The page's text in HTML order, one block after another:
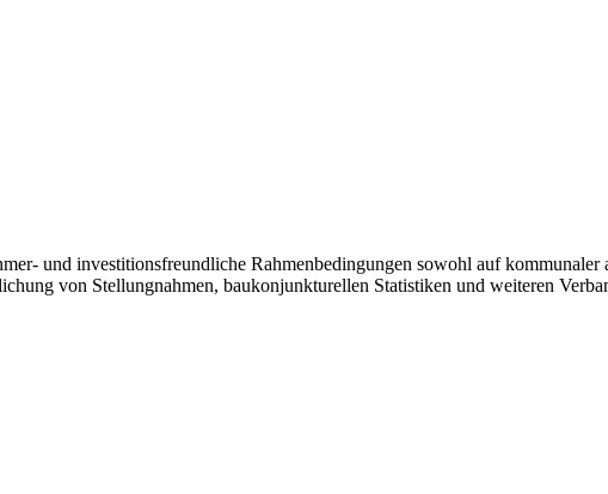
und investitionsfreundliche Rahmenbedingungen sowohl auf
von Stellungnahmen, baukonjunkturellen Statistiken und weiteren